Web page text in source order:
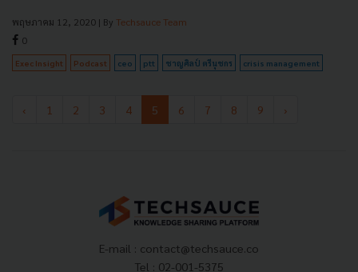
พฤษภาคม 12, 2020 | By Techsauce Team
0
Exec Insight Podcast ceo ptt ชาญศิลป์ ตรีนุชกร crisis management
‹ 1 2 3 4 5 6 7 8 9 ›
E-mail : contact@techsauce.co
Tel : 02-001-5375